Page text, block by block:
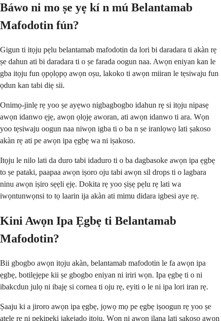
Báwo ni mo ṣe yẹ kí n mú Belantamab
Mafodotin fún?
Gigun ti itọju pẹlu belantamab mafodotin da lori bi daradara ti akàn rẹ
ṣe dahun ati bi daradara ti o ṣe farada oogun naa. Awọn eniyan kan le
gba itọju fun ọpọlọpọ awọn oṣu, lakoko ti awọn miiran le tẹsiwaju fun
ọdun kan tabi diẹ sii.
Onimọ-jinlẹ rẹ yoo ṣe ayẹwo nigbagbogbo idahun rẹ si itọju nipasẹ
awọn idanwo ẹjẹ, awọn ọlọjẹ aworan, ati awọn idanwo ti ara. Wọn
yoo tẹsiwaju oogun naa niwọn igba ti o ba n ṣe iranlọwọ lati ṣakoso
akàn rẹ ati pe awọn ipa ẹgbẹ wa ni iṣakoso.
Itọju le nilo lati da duro tabi idaduro ti o ba dagbasoke awọn ipa ẹgbẹ
to ṣe pataki, paapaa awọn iṣoro oju tabi awọn sil drops ti o lagbara
ninu awọn iṣiro sẹẹli ẹjẹ. Dokita rẹ yoo ṣiṣẹ pẹlu rẹ lati wa
iwọntunwọnsi to tọ laarin ija akàn ati mimu didara igbesi aye rẹ.
Kini Awọn Ipa Ẹgbẹ ti Belantamab
Mafodotin?
Bii gbogbo awọn itọju akàn, belantamab mafodotin le fa awọn ipa
ẹgbẹ, botilẹjẹpe kii ṣe gbogbo eniyan ni iriri wọn. Ipa ẹgbẹ ti o ni
ibakcdun julọ ni ibajẹ si cornea ti oju rẹ, eyiti o le ni ipa lori iran rẹ.
Ṣaaju ki a jiroro awọn ipa ẹgbẹ, jọwọ mọ pe ẹgbẹ iṣoogun rẹ yoo ṣe
atẹle rẹ ni pẹkipẹki jakejado itọju. Wọn ni awọn ilana lati ṣakoso awọn